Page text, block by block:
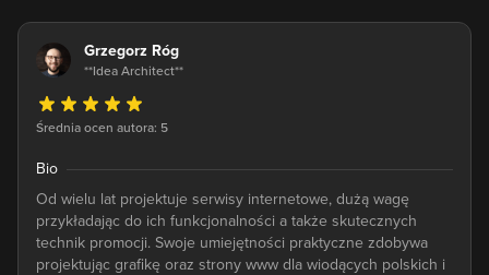
Grzegorz Róg
**Idea Architect**
Średnia ocen autora: 5
Bio
Od wielu lat projektuje serwisy internetowe, dużą wagę
przykładając do ich funkcjonalności a także skutecznych
technik promocji. Swoje umiejętności praktyczne zdobywa
projektując grafikę oraz strony www dla wiodących polskich i